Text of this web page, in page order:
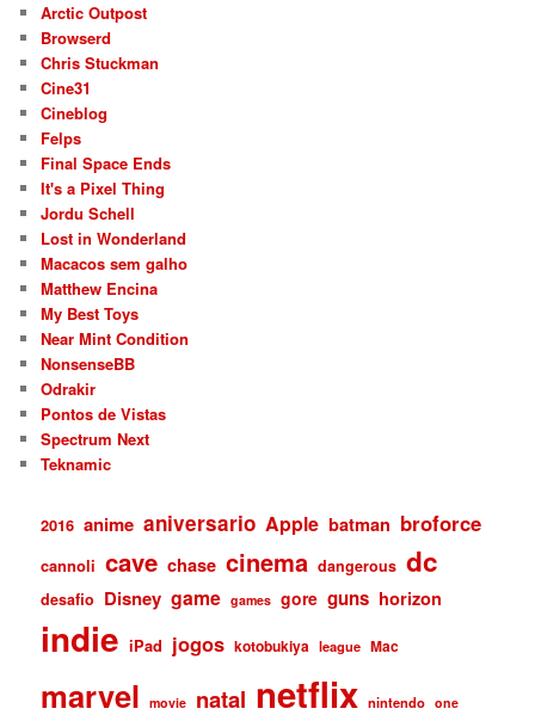
Arctic Outpost
Browserd
Chris Stuckman
Cine31
Cineblog
Felps
Final Space Ends
It's a Pixel Thing
Jordu Schell
Lost in Wonderland
Macacos sem galho
Matthew Encina
My Best Toys
Near Mint Condition
NonsenseBB
Odrakir
Pontos de Vistas
Spectrum Next
Teknamic
2016 anime aniversario Apple batman broforce
cannoli cave chase cinema dangerous dc
desafio Disney game games gore guns horizon
indie iPad jogos kotobukiya league Mac
marvel movie natal netflix nintendo one